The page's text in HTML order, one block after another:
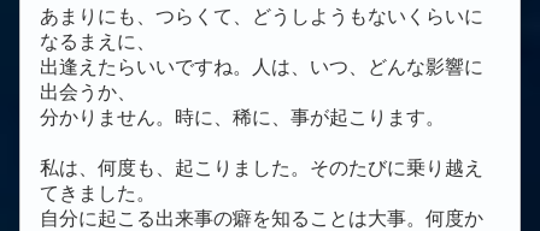
あまりにも、つらくて、どうしようもないくらいに
なるまえに、
出逢えたらいいですね。人は、いつ、どんな影響に
出会うか、
分かりません。時に、稀に、事が起こります。
私は、何度も、起こりました。そのたびに乗り越え
てきました。
自分に起こる出来事の癖を知ることは大事。何度か